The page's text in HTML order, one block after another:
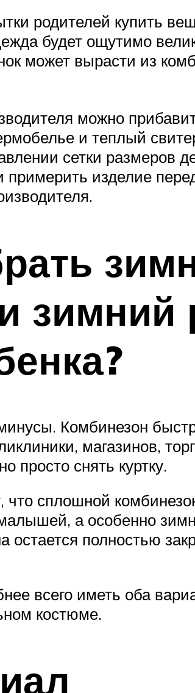
родителей купить
будет ощутимо
может вырасти из
можно
и теплый
сетки размеров
изделие
Комбинезон
магазинов,
просто снять куртку.
сплошной
а особенно
остается полностью
всего иметь оба
костюме.